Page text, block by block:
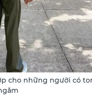
cho những người có